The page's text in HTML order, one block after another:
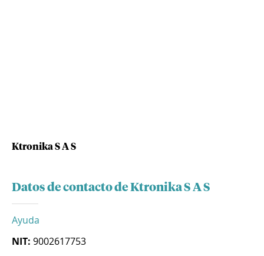
Ktronika S A S
Datos de contacto de Ktronika S A S
Ayuda
NIT: 9002617753